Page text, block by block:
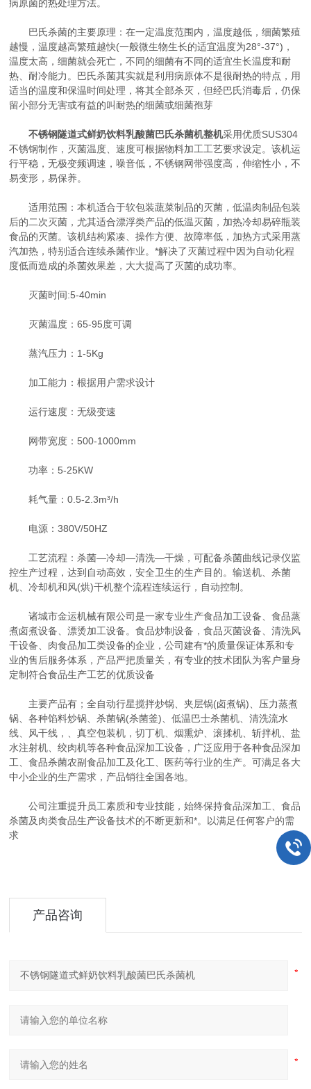
病原菌的热处理方法。
巴氏杀菌的主要原理：在一定温度范围内，温度越低，细菌繁殖
越慢，温度越高繁殖越快(一般微生物生长的适宜温度为28°-37°)，
温度太高，细菌就会死亡，不同的细菌有不同的适宜生长温度和耐
热、耐冷能力。巴氏杀菌其实就是利用病原体不是很耐热的特点，用
适当的温度和保温时间处理，将其全部杀灭，但经巴氏消毒后，仍保
留小部分无害或有益的叫耐热的细菌或细菌孢芽
不锈钢隧道式鲜奶饮料乳酸菌巴氏杀菌机整机采用优质SUS304
不锈钢制作，灭菌温度、速度可根据物料加工工艺要求设定。该机运
行平稳，无极变频调速，噪音低，不锈钢网带强度高，伸缩性小，不
易变形，易保养。
适用范围：本机适合于软包装蔬菜制品的灭菌，低温肉制品包装
后的二次灭菌，尤其适合漂浮类产品的低温灭菌，加热冷却易碎瓶装
食品的灭菌。该机结构紧凑、操作方便、故障率低，加热方式采用蒸
汽加热，特别适合连续杀菌作业。*解决了灭菌过程中因为自动化程
度低而造成的杀菌效果差，大大提高了灭菌的成功率。
灭菌时间:5-40min
灭菌温度：65-95度可调
蒸汽压力：1-5Kg
加工能力：根据用户需求设计
运行速度：无级变速
网带宽度：500-1000mm
功率：5-25KW
耗气量：0.5-2.3m³/h
电源：380V/50HZ
工艺流程：杀菌—冷却—清洗—干燥，可配备杀菌曲线记录仪监
控生产过程，达到自动高效，安全卫生的生产目的。输送机、杀菌
机、冷却机和风(烘)干机整个流程连续运行，自动控制。
诸城市金运机械有限公司是一家专业生产食品加工设备、食品蒸
煮卤煮设备、漂烫加工设备。食品炒制设备，食品灭菌设备、清洗风
干设备、肉食品加工类设备的企业，公司建有*的质量保证体系和专
业的售后服务体系，产品严把质量关，有专业的技术团队为客户量身
定制符合食品生产工艺的优质设备
主要产品有；全自动行星搅拌炒锅、夹层锅(卤煮锅)、压力蒸煮
锅、各种馅料炒锅、杀菌锅(杀菌釜)、低温巴士杀菌机、清洗流水
线、风干线，、真空包装机，切丁机、烟熏炉、滚揉机、斩拌机、盐
水注射机、绞肉机等各种食品深加工设备，广泛应用于各种食品深加
工、食品杀菌农副食品加工及化工、医药等行业的生产。可满足各大
中小企业的生产需求，产品销往全国各地。
公司注重提升员工素质和专业技能，始终保持食品深加工、食品
杀菌及肉类食品生产设备技术的不断更新和*。以满足任何客户的需
求
产品咨询